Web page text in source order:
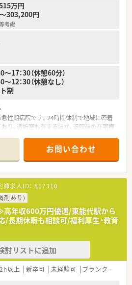
万円
303,200円
考慮
17：30（休憩60分）
30（休憩なし）
制
性期病院です。24時間体制で地域に密着
り、透析室も有するほか、退院後の在宅療
め≫
ぼありません。さらに土日休（隔週）・夜勤
イベートの充実が図れます。
るため、子育てしながらでも働くことがで
お問い合わせ
師求人ID： 517310
剤あり)
高年収600万円優遇/東能代駅から
/長期休暇も相談可/福利厚生・教育
討リストに追加
以上 新卒可 未経験可 ブランク可